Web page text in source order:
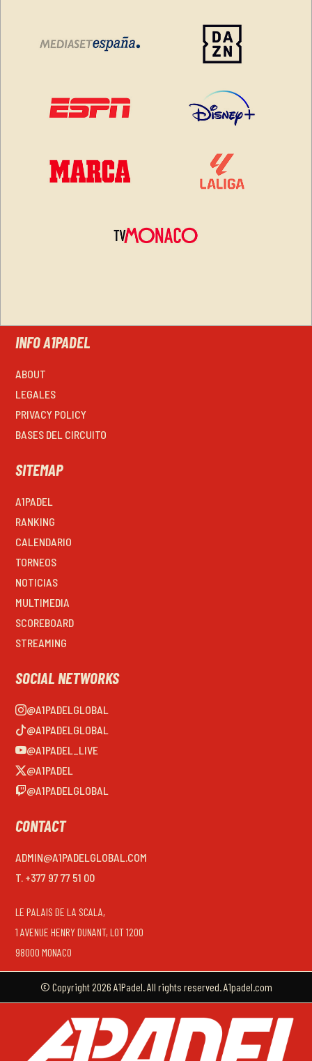
INFO A1PADEL
ABOUT
LEGALES
PRIVACY POLICY
BASES DEL CIRCUITO
SITEMAP
A1PADEL
RANKING
CALENDARIO
TORNEOS
NOTICIAS
MULTIMEDIA
SCOREBOARD
STREAMING
SOCIAL NETWORKS
@A1PADELGLOBAL
@A1PADELGLOBAL
@A1PADEL_LIVE
@A1PADEL
@A1PADELGLOBAL
CONTACT
ADMIN@A1PADELGLOBAL.COM
T. +377 97 77 51 00
LE PALAIS DE LA SCALA,
1 AVENUE HENRY DUNANT, LOT 1200
98000 MONACO
© Copyright 2026 A1Padel. All rights reserved. A1padel.com